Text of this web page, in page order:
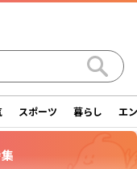
ト ニュース
スポーツ 暮らし エ